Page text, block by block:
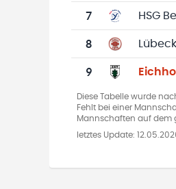
7 HSG
8
9
Diese Tabelle wurde
Fehlt bei einer
Mannschaften auf dem
letztes Update: